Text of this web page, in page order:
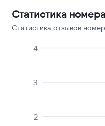
Статистика
Статистика отзывов
2
3
4